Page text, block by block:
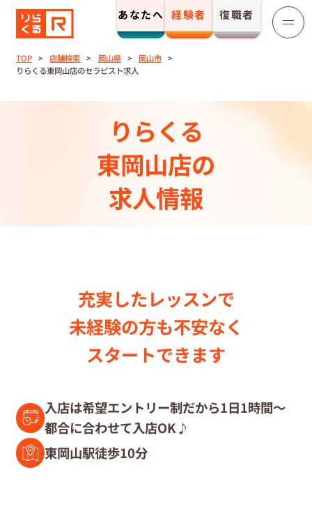
あなたへ 経験者 復職者
りらくる
セラピスト募集
セラピストストーリー⼀覧
収⼊とサポート
トレーニングセンター一覧
セラピスト募集中の店舗検索
復職セラピスト募集
TOP 店舗検索 岡山県
岡山市
りらくる東岡山店のセラピスト求人
りらくる
東岡山店の
求人情報
充実したレッスンで
未経験の⽅も不安なく
スタートできます
入店は希望エントリー制だから1日1時間～
都合に合わせて入店OK♪
東岡山駅徒歩10分